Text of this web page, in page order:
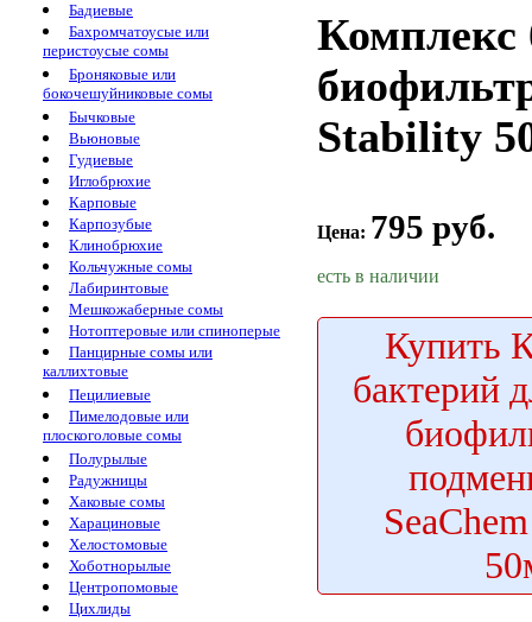
Бадиевые
Бахромчатоусые или
перистоусые сомы
Броняковые или
бокочешуйниковые сомы
Бычковые
Вьюновые
Гудиевые
Иглобрюхие
Карповые
Карпозубые
Клинобрюхие
Кольчужные сомы
Лабиринтовые
Мешкожаберные сомы
Нотоптеровые или спиноперые
Панцирные сомы или
каллихтовые
Пецилиевые
Пимелодовые или
плоскоголовые сомы
Полурылые
Радужницы
Хаковые сомы
Харациновые
Хелостомовые
Хоботнорылые
Центропомовые
Цихлиды
Комплекс
Stability
Цена: 795 руб.
есть в наличии
Купить
бактерий